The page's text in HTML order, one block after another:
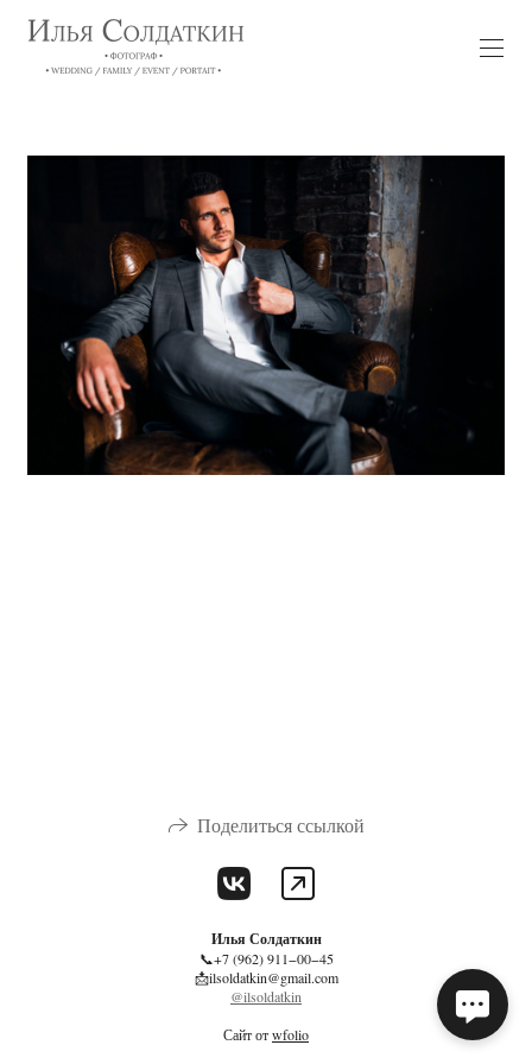
Поделиться ссылкой
Илья Солдаткин
📞+7 (962) 911−00−45
📩ilsoldatkin@gmail.com
@ilsoldatkin
Сайт отwfolio